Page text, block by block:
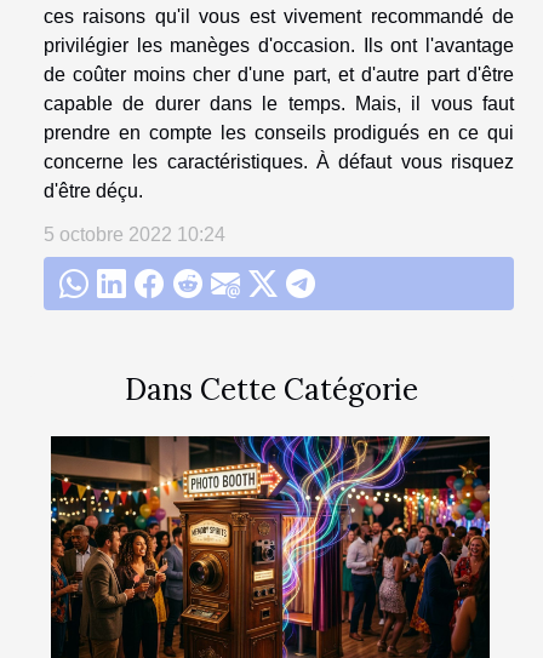
Dans Cette Catégorie
ces raisons qu'il vous est vivement recommandé de
privilégier les manèges d'occasion. Ils ont l'avantage
de coûter moins cher d'une part, et d'autre part d'être
capable de durer dans le temps. Mais, il vous faut
prendre en compte les conseils prodigués en ce qui
concerne les caractéristiques. À défaut vous risquez
d'être déçu.
5 octobre 2022 10:24